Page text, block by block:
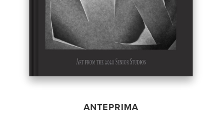
ANTEPRIMA